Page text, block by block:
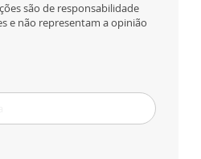
são de responsabilidade
e não representam a opinião